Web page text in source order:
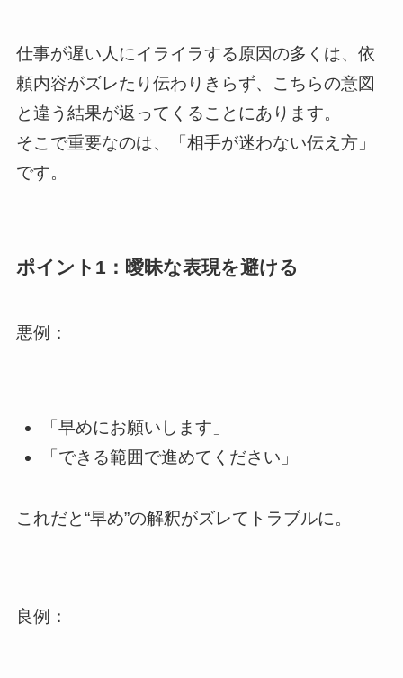
仕事が遅い人にイライラする原因の多くは、依
頼内容がズレたり伝わりきらず、こちらの意図
と違う結果が返ってくることにあります。
そこで重要なのは、「相手が迷わない伝え方」
です。
ポイント1：曖昧な表現を避ける
悪例：
「早めにお願いします」
「できる範囲で進めてください」
これだと“早め”の解釈がズレてトラブルに。
良例：